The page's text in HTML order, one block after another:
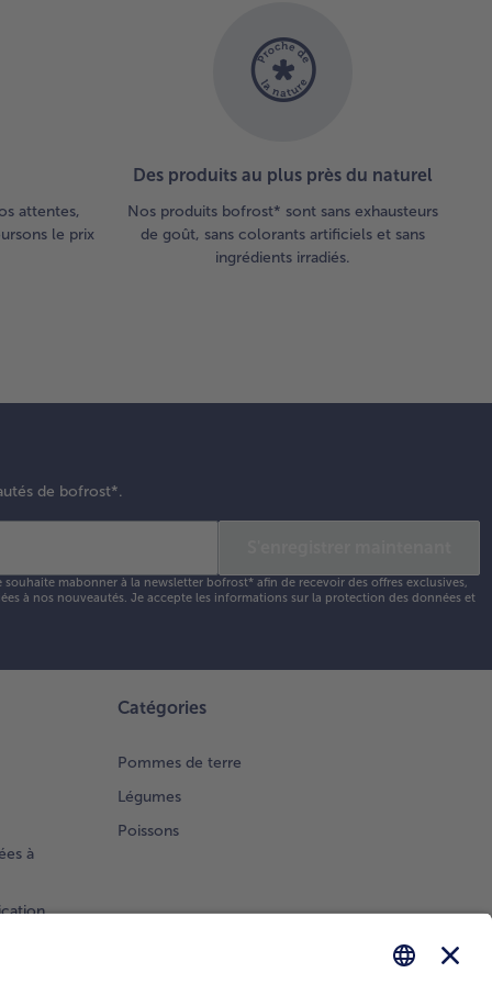
attentes,
le prix
Des produits au plus près du naturel
Nos produits bofrost* sont sans exhausteurs
de goût, sans colorants artificiels et sans
ingrédients irradiés.
de bofrost*.
mabonner à la newsletter bofrost* afin de recevoir des offres exclusives,
à nos nouveautés. Je accepte les informations sur la protection des données et
à
Catégories
Pommes de terre
Légumes
Poissons